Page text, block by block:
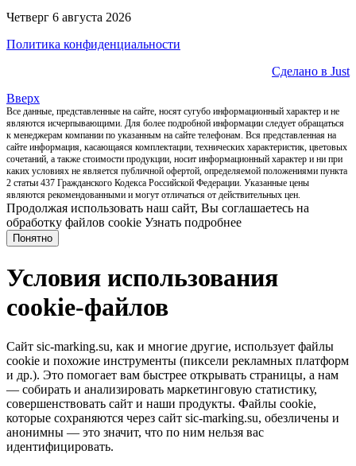
Четверг 6 августа 2026
Политика конфиденциальности
Сделано в Just
Вверх
Все данные, представленные на сайте, носят сугубо информационный характер и не
являются исчерпывающими. Для более подробной информации следует обращаться
к менеджерам компании по указанным на сайте телефонам. Вся представленная на
сайте информация, касающаяся комплектации, технических характеристик, цветовых
сочетаний, а также стоимости продукции, носит информационный характер и ни при
каких условиях не является публичной офертой, определяемой положениями пункта
2 статьи 437 Гражданского Кодекса Российской Федерации. Указанные цены
являются рекомендованными и могут отличаться от действительных цен.
Продолжая использовать наш сайт, Вы соглашаетесь на
обработку файлов cookie Узнать подробнее
Понятно
Условия использования
cookie-файлов
Сайт sic-marking.su, как и многие другие, использует файлы
cookie и похожие инструменты (пиксели рекламных платформ
и др.). Это помогает вам быстрее открывать страницы, а нам
— собирать и анализировать маркетинговую статистику,
совершенствовать сайт и наши продукты. Файлы сookie,
которые сохраняются через сайт sic-marking.su, обезличены и
анонимны — это значит, что по ним нельзя вас
идентифицировать.